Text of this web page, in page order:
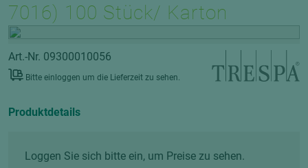
7016) 100 Stück/ Karton
Art.-Nr. 09300010056
Bitte einloggen um die Lieferzeit zu sehen.
Produktdetails
Loggen Sie sich bitte ein, um Preise zu sehen.